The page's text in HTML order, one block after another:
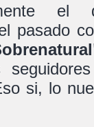
el
pasado
si, lo